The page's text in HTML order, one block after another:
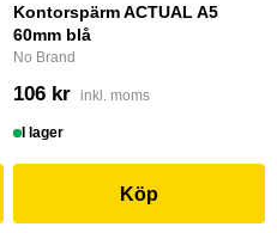
Kontorspärm ACTUAL A5
60mm blå
No Brand
106 kr inkl. moms
I lager
Köp